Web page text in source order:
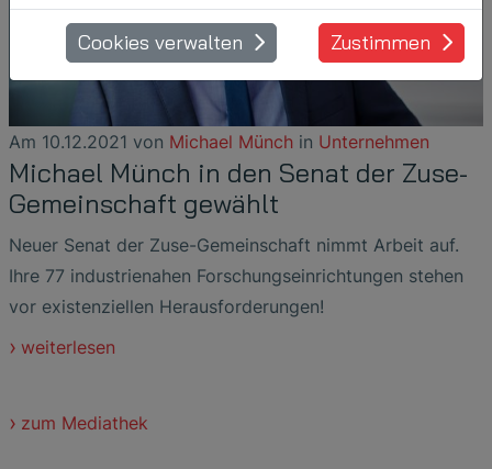
Am 10.12.2021 von Michael Münch in Unternehmen
Michael Münch in den Senat der Zuse-
Gemeinschaft gewählt
Neuer Senat der Zuse-Gemeinschaft nimmt Arbeit auf.
Ihre 77 industrienahen Forschungseinrichtungen stehen
vor existenziellen Herausforderungen!
weiterlesen
zum Mediathek
Cookies verwalten Zustimmen